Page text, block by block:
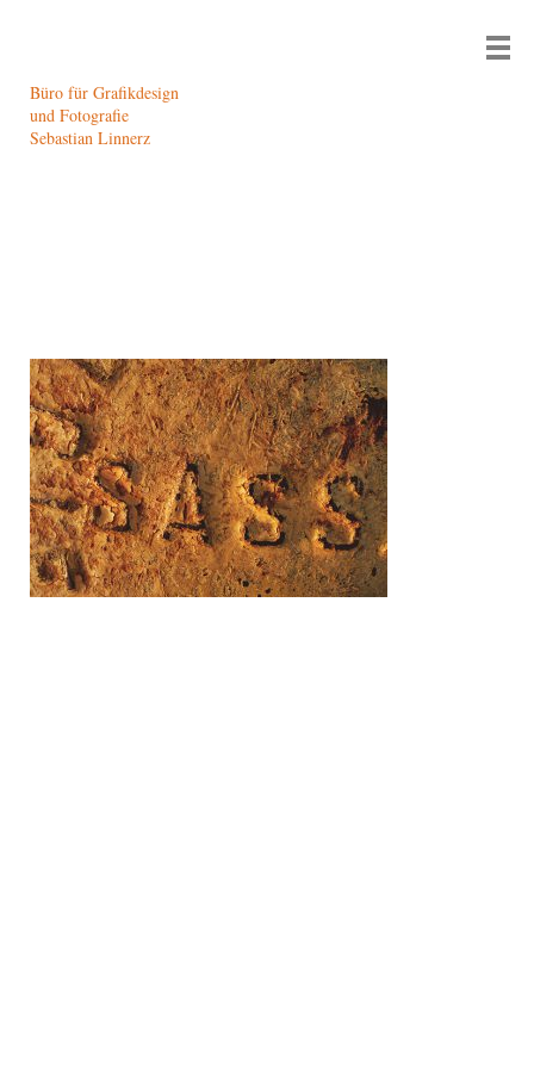
Büro für Grafikdesign
und Fotografie
Sebastian Linnerz